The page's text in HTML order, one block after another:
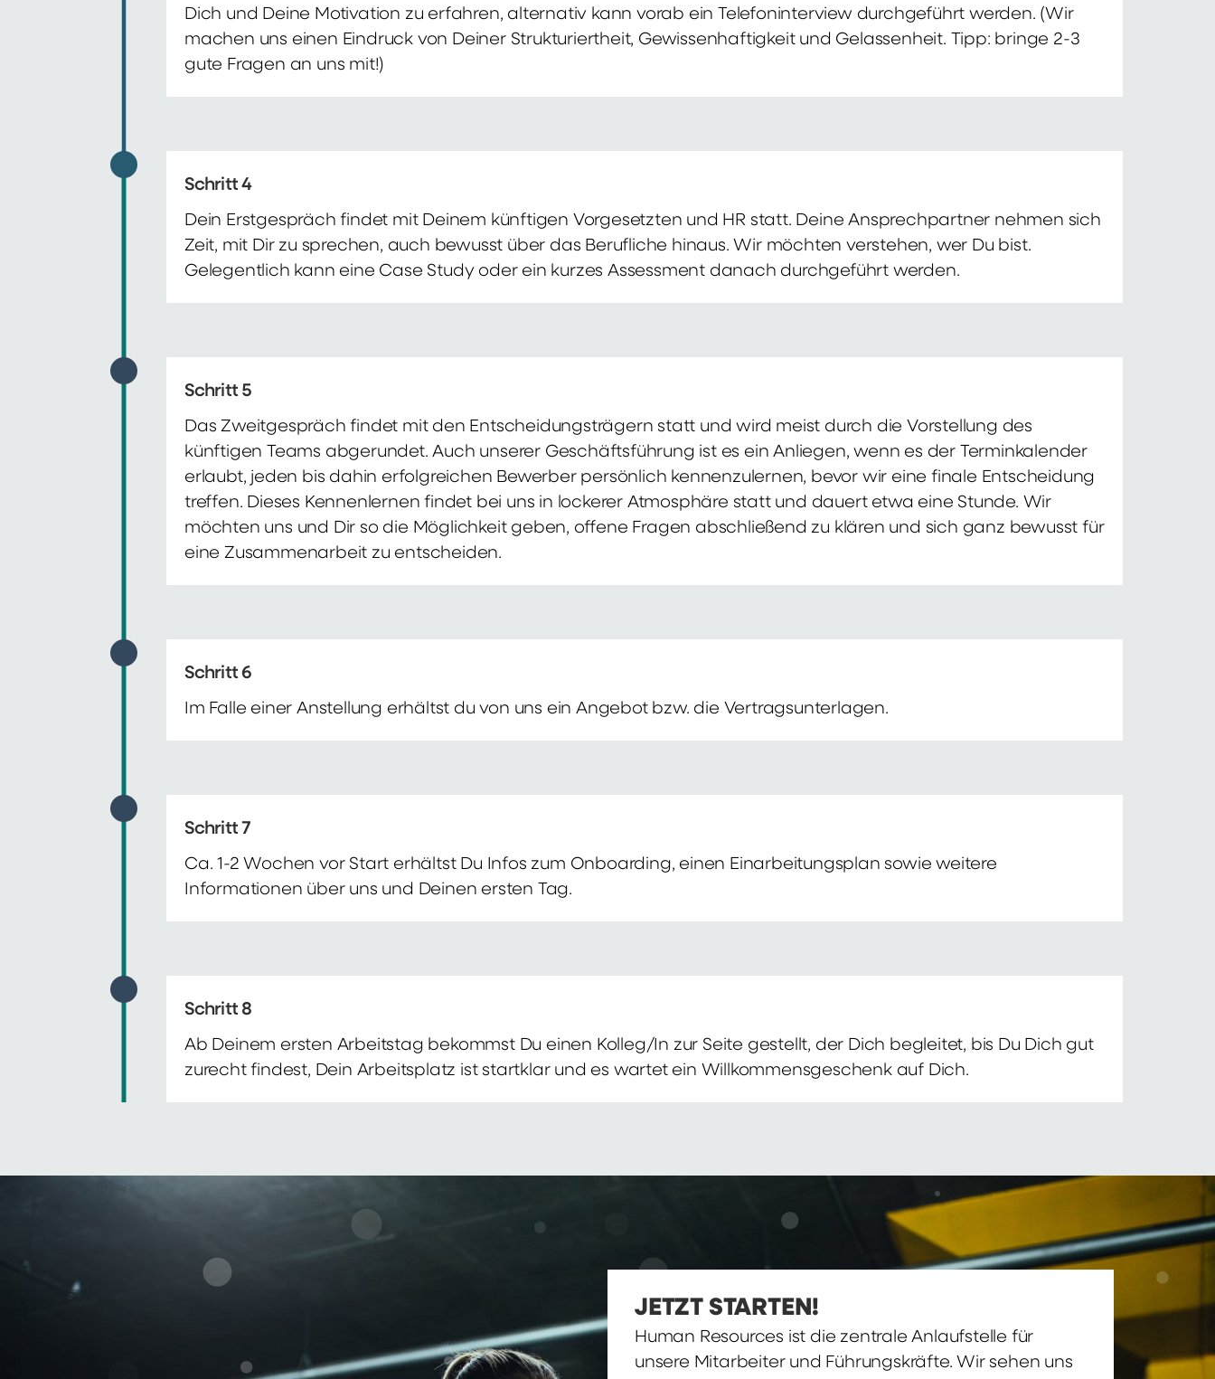
Dich und Deine Motivation zu erfahren, alternativ kann vorab ein Telefoninterview durchgeführt werden. (Wir
machen uns einen Eindruck von Deiner Strukturiertheit, Gewissenhaftigkeit und Gelassenheit. Tipp: bringe 2-3
gute Fragen an uns mit!)
Schritt 4
Dein Erstgespräch findet mit Deinem künftigen Vorgesetzten und HR statt. Deine Ansprechpartner nehmen sich
Zeit, mit Dir zu sprechen, auch bewusst über das Berufliche hinaus. Wir möchten verstehen, wer Du bist.
Gelegentlich kann eine Case Study oder ein kurzes Assessment danach durchgeführt werden.
Schritt 5
Das Zweitgespräch findet mit den Entscheidungsträgern statt und wird meist durch die Vorstellung des
künftigen Teams abgerundet. Auch unserer Geschäftsführung ist es ein Anliegen, wenn es der Terminkalender
erlaubt, jeden bis dahin erfolgreichen Bewerber persönlich kennenzulernen, bevor wir eine finale Entscheidung
treffen. Dieses Kennenlernen findet bei uns in lockerer Atmosphäre statt und dauert etwa eine Stunde. Wir
möchten uns und Dir so die Möglichkeit geben, offene Fragen abschließend zu klären und sich ganz bewusst für
eine Zusammenarbeit zu entscheiden.
Schritt 6
Im Falle einer Anstellung erhältst du von uns ein Angebot bzw. die Vertragsunterlagen.
Schritt 7
Ca. 1-2 Wochen vor Start erhältst Du Infos zum Onboarding, einen Einarbeitungsplan sowie weitere
Informationen über uns und Deinen ersten Tag.
Schritt 8
Ab Deinem ersten Arbeitstag bekommst Du einen Kolleg/In zur Seite gestellt, der Dich begleitet, bis Du Dich gut
zurecht findest, Dein Arbeitsplatz ist startklar und es wartet ein Willkommensgeschenk auf Dich.
JETZT STARTEN!
Human Resources ist die zentrale Anlaufstelle für
unsere Mitarbeiter und Führungskräfte. Wir sehen uns